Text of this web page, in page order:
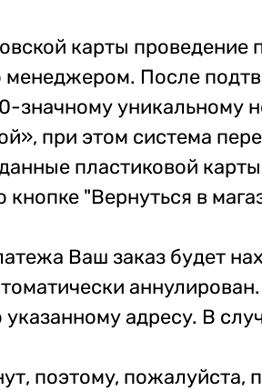
карты проведение
менеджером. После
значному
при этом система
пластиковой
"Вернуться в
Ваш заказ будет
адресу. В
поэтому, пожалуйста,